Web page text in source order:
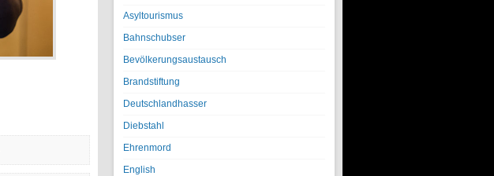
Asyltourismus
Bahnschubser
Bevölkerungsaustausch
Brandstiftung
Deutschlandhasser
Diebstahl
Ehrenmord
English